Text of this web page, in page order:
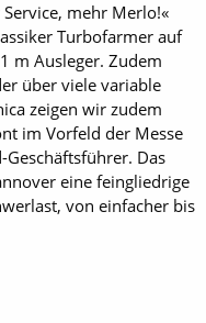
mehr Merlo!«
Turbofarmer auf
m Ausleger. Zudem
über viele variable
zeigen wir zudem
im Vorfeld der Messe
Das
eine feingliedrige
von einfacher bis